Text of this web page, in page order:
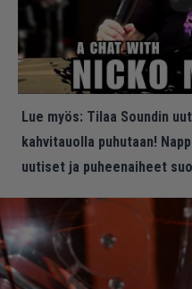
Lue myös: Tilaa Soundin
kahvitauolla puhutaan!
uutiset ja puheenaiheet